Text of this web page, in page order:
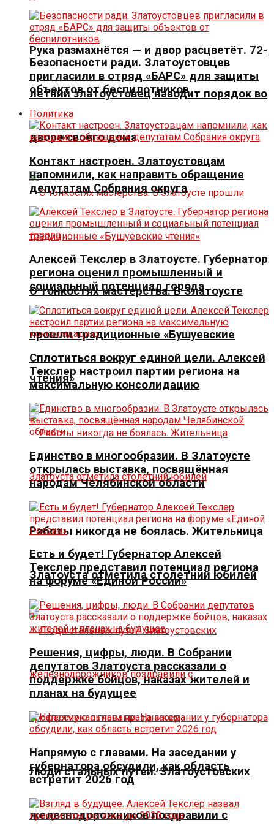
Рука размахнётся — и двор расцветёт. 72-
летний златоустовец наводит порядок во
дворе своего дома
О тонкостях мастерства. В Златоусте
прошли традиционные «Бушуевские
чтения»
Работы никогда не боялась. Жительница
Златоуста отметила столетний юбилей
Люди стальных путей. Златоустовских
железнодорожников поздравили с
Безопасности ради. Златоустовцев
пригласили в отряд «БАРС» для защиты
объектов от беспилотников
Политика
Контакт настроен. Златоустовцам
напомнили, как направить обращение
депутатам Собрания округа
Алексей Текслер в Златоусте. Губернатор
региона оценил промышленный и
социальный потенциал города
Сплотиться вокруг единой цели. Алексей
Текслер настроил партии региона на
максимальную консолидацию
Единство в многообразии. В Златоусте
открылась выставка, посвящённая
народам Челябинской области
Есть и будет! Губернатор Алексей
Текслер представил потенциал региона
на форуме «Единой России»
Решения, цифры, люди. В Собрании
депутатов Златоуста рассказали о
поддержке бойцов, наказах жителей и
планах на будущее
Напрямую с главами. На заседании у
губернатора обсудили, как область
встретит 2026 год